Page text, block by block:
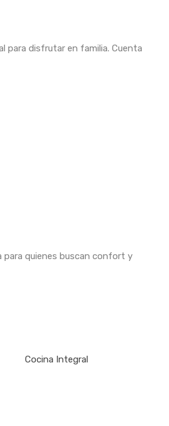
para disfrutar en familia. Cuenta
para quienes buscan confort y
Cocina Integral